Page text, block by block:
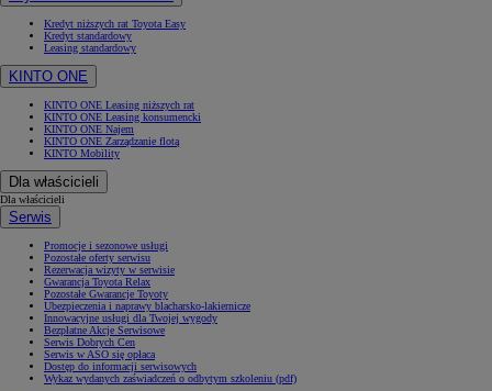
Kredyt niższych rat Toyota Easy
Kredyt standardowy
Leasing standardowy
KINTO ONE
KINTO ONE Leasing niższych rat
KINTO ONE Leasing konsumencki
KINTO ONE Najem
KINTO ONE Zarządzanie flotą
KINTO Mobility
Dla właścicieli
Dla właścicieli
Serwis
Promocje i sezonowe usługi
Pozostałe oferty serwisu
Rezerwacja wizyty w serwisie
Gwarancja Toyota Relax
Pozostałe Gwarancje Toyoty
Ubezpieczenia i naprawy blacharsko-lakiernicze
Innowacyjne usługi dla Twojej wygody
Bezpłatne Akcje Serwisowe
Serwis Dobrych Cen
Serwis w ASO się opłaca
Dostęp do informacji serwisowych
Wykaz wydanych zaświadczeń o odbytym szkoleniu (pdf)